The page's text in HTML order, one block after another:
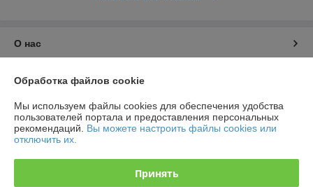
О нас
Контакты
Доставка и оплата
График работы
Обработка файлов cookie
Мы используем файлы cookies для обеспечения удобства
пользователей портала и предоставления персональных
рекомендаций. Вы можете настроить файлы cookies или
отключить их.
Принять